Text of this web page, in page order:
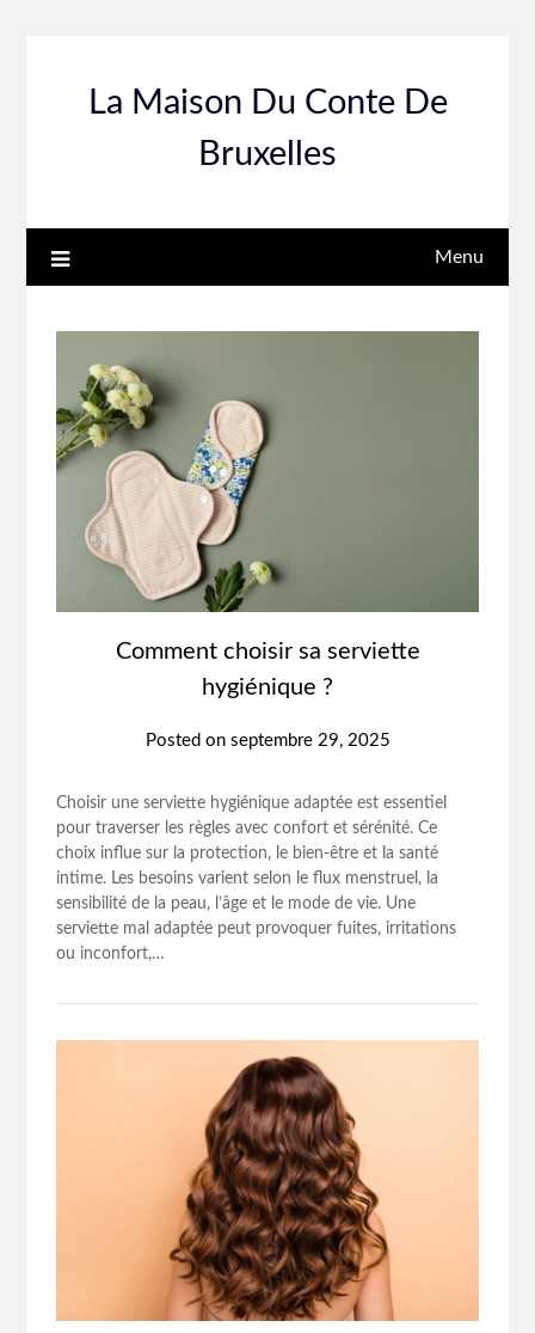
La Maison Du Conte De
Bruxelles
Menu
Comment choisir sa serviette
hygiénique ?
Posted on septembre 29, 2025
Choisir une serviette hygiénique adaptée est essentiel
pour traverser les règles avec confort et sérénité. Ce
choix influe sur la protection, le bien-être et la santé
intime. Les besoins varient selon le flux menstruel, la
sensibilité de la peau, l’âge et le mode de vie. Une
serviette mal adaptée peut provoquer fuites, irritations
ou inconfort,…